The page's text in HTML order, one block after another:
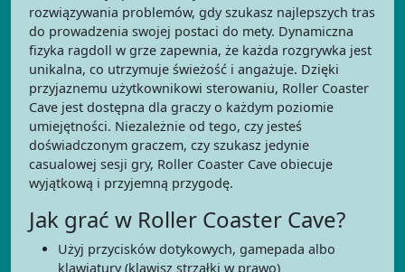
rozwiązywania problemów, gdy szukasz najlepszych tras
do prowadzenia swojej postaci do mety. Dynamiczna
fizyka ragdoll w grze zapewnia, że każda rozgrywka jest
unikalna, co utrzymuje świeżość i angażuje. Dzięki
przyjaznemu użytkownikowi sterowaniu, Roller Coaster
Cave jest dostępna dla graczy o każdym poziomie
umiejętności. Niezależnie od tego, czy jesteś
doświadczonym graczem, czy szukasz jedynie
casualowej sesji gry, Roller Coaster Cave obiecuje
wyjątkową i przyjemną przygodę.
Jak grać w Roller Coaster Cave?
Użyj przycisków dotykowych, gamepada albo
klawiatury (klawisz strzałki w prawo)